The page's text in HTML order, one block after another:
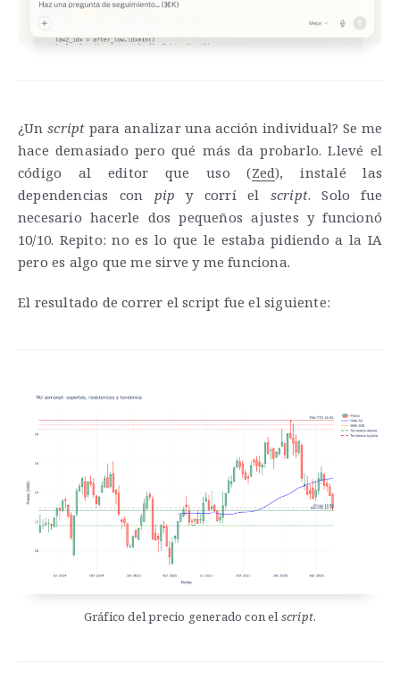
¿Unscript para analizar una acción individual? Se me
hace demasiado pero qué más da probarlo. Llevé el
código al editor que uso (Zed), instalé las
dependencias con pip y corrí el script. Solo fue
necesario hacerle dos pequeños ajustes y funcionó
10/10. Repito: no es lo que le estaba pidiendo a la IA
pero es algo que me sirve y me funciona.
El resultado de correr el script fue el siguiente:
Gráfico del precio generado con elscript.